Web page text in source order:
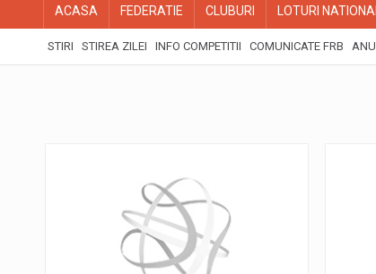
ACASA FEDERATIE CLUBURI LOTURI
STIRI STIREA ZILEI INFO COMPETITII COMUNICATE FRB